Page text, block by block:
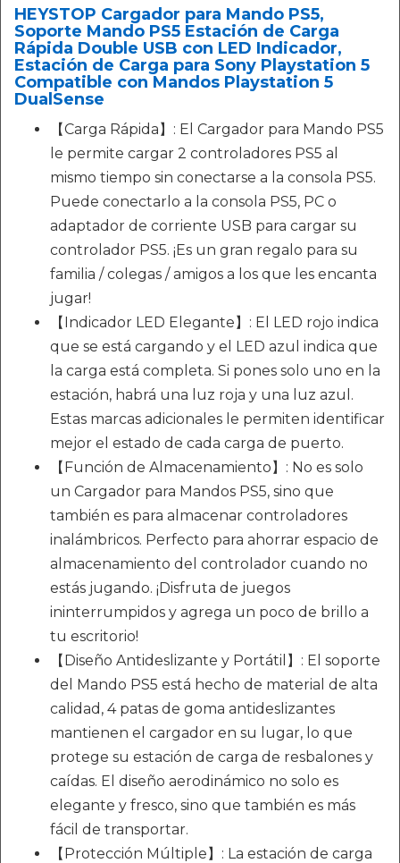
HEYSTOP Cargador para Mando PS5,
Soporte Mando PS5 Estación de Carga
Rápida Double USB con LED Indicador,
Estación de Carga para Sony Playstation 5
Compatible con Mandos Playstation 5
DualSense
【Carga Rápida】: El Cargador para Mando PS5
le permite cargar 2 controladores PS5 al
mismo tiempo sin conectarse a la consola PS5.
Puede conectarlo a la consola PS5, PC o
adaptador de corriente USB para cargar su
controlador PS5. ¡Es un gran regalo para su
familia / colegas / amigos a los que les encanta
jugar!
【Indicador LED Elegante】: El LED rojo indica
que se está cargando y el LED azul indica que
la carga está completa. Si pones solo uno en la
estación, habrá una luz roja y una luz azul.
Estas marcas adicionales le permiten identificar
mejor el estado de cada carga de puerto.
【Función de Almacenamiento】: No es solo
un Cargador para Mandos PS5, sino que
también es para almacenar controladores
inalámbricos. Perfecto para ahorrar espacio de
almacenamiento del controlador cuando no
estás jugando. ¡Disfruta de juegos
ininterrumpidos y agrega un poco de brillo a
tu escritorio!
【Diseño Antideslizante y Portátil】: El soporte
del Mando PS5 está hecho de material de alta
calidad, 4 patas de goma antideslizantes
mantienen el cargador en su lugar, lo que
protege su estación de carga de resbalones y
caídas. El diseño aerodinámico no solo es
elegante y fresco, sino que también es más
fácil de transportar.
【Protección Múltiple】: La estación de carga